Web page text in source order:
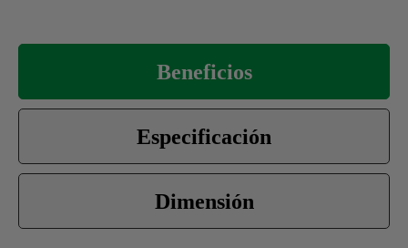
Beneficios
Especificación
Dimensión